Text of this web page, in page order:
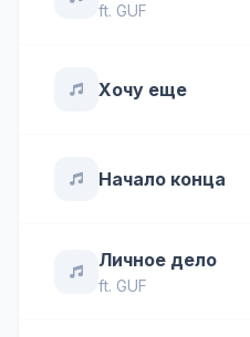
ft. GUF
Хочу еще
Начало конца
Личное дело
ft. GUF